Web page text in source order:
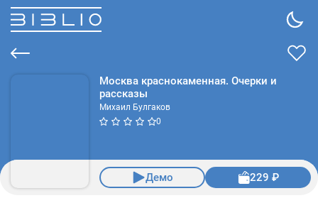
Москва краснокаменная. Очерки и
рассказы
Михаил Булгаков
0
Демо 229 ₽